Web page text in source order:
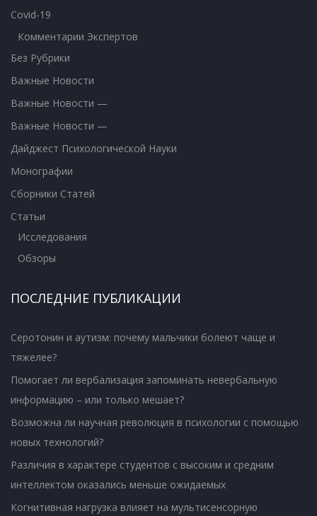
Covid-19
Комментарии Экспертов
Без Рубрики
Важные Новости
Важные Новости —
Важные Новости —
Дайджест Психологической Науки
Монографии
Сборники Статей
Статьи
Исследования
Обзоры
ПОСЛЕДНИЕ ПУБЛИКАЦИИ
Серотонин и аутизм: почему мальчики болеют чаще и
тяжелее?
Помогает ли вербализация запоминать невербальную
информацию – или только мешает?
Возможна ли научная революция в психологии с помощью
новых технологий?
Различия в характере студентов с высоким и средним
интеллектом оказались меньше ожидаемых
Когнитивная нагрузка влияет на мультисенсорную